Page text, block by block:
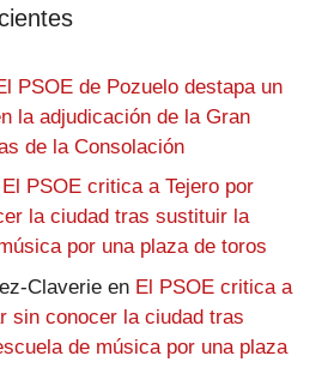
PSOE de Pozuelo destapa un
la adjudicación de la Gran
de la Consolación
El PSOE critica a Tejero por
la ciudad tras sustituir la
por una plaza de toros
Claverie en El PSOE critica a
sin conocer la ciudad tras
de música por una plaza